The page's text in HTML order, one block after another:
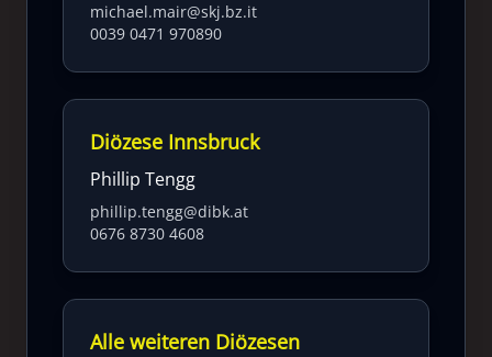
michael.mair@skj.bz.it
0039 0471 970890
Diözese Innsbruck
Phillip Tengg
phillip.tengg@dibk.at
0676 8730 4608
Alle weiteren Diözesen